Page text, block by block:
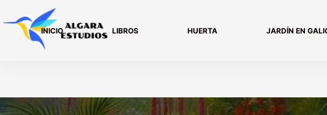
al
contenido
INICIO LIBROS HUERTA JARDÍN EN